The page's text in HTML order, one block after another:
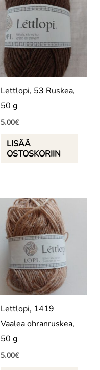
Lettlopi, 53 Ruskea,
50 g
5.00€
LISÄÄ
OSTOSKORIIN
Lettlopi, 1419
Vaalea ohranruskea,
50 g
5.00€